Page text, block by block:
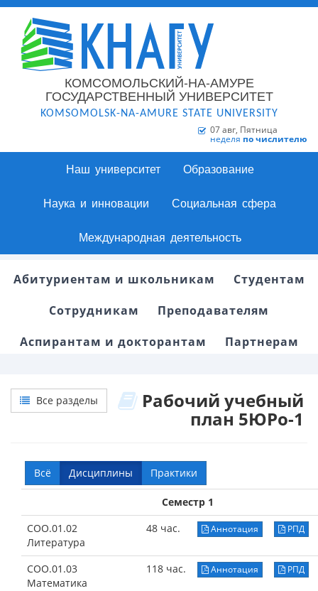
КОМСОМОЛЬСКИЙ-НА-АМУРЕ
ГОСУДАРСТВЕННЫЙ УНИВЕРСИТЕТ
KOMSOMOLSK-NA-AMURE STATE UNIVERSITY
07 авг, Пятница
неделя по числителю
Наш университет Образование
Наука и инновации Социальная сфера
Международная деятельность
Абитуриентам и школьникам
Студентам
Сотрудникам
Преподавателям
Аспирантам и докторантам
Партнерам
Все разделы Рабочий учебный
план 5ЮРо-1
Всё Дисциплины Практики
Семестр 1
СОО.01.02
Литература
48 час. Аннотация РПД
СОО.01.03
Математика
118 час. Аннотация РПД